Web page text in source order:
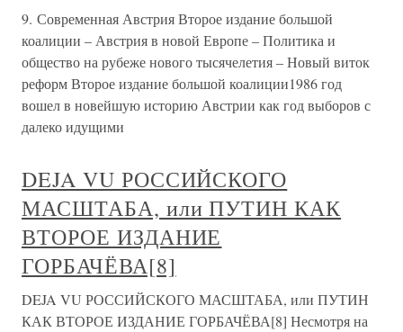
9. Современная Австрия Второе издание большой
коалиции – Австрия в новой Европе – Политика и
общество на рубеже нового тысячелетия – Новый виток
реформ Второе издание большой коалиции1986 год
вошел в новейшую историю Австрии как год выборов с
далеко идущими
DEJA VU РОССИЙСКОГО
МАСШТАБА, или ПУТИН КАК
ВТОРОЕ ИЗДАНИЕ
ГОРБАЧЁВА[8]
DEJA VU РОССИЙСКОГО МАСШТАБА, или ПУТИН
КАК ВТОРОЕ ИЗДАНИЕ ГОРБАЧЁВА[8] Несмотря на